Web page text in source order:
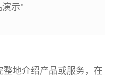
示"
地介绍产品或服务，在